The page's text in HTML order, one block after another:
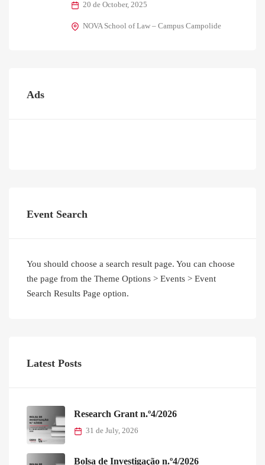
20 de October, 2025
NOVA School of Law – Campus Campolide
Ads
Event Search
You should choose a search result page. You can choose
the page from the Theme Options > Events > Event
Search Results Page option.
Latest Posts
Research Grant n.º4/2026
31 de July, 2026
Bolsa de Investigação n.º4/2026